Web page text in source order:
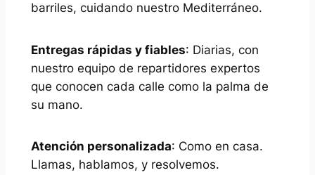
barriles, cuidando nuestro Mediterráneo.
Entregas rápidas y fiables: Diarias, con
nuestro equipo de repartidores expertos
que conocen cada calle como la palma de
su mano.
Atención personalizada: Como en casa.
Llamas, hablamos, y resolvemos.